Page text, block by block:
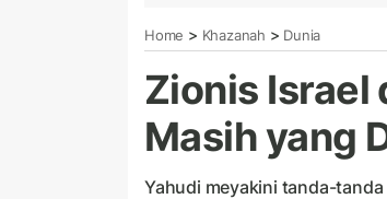
Home > Khazanah > Dunia
Zionis Israel
Masih yang
Yahudi meyakini tanda-